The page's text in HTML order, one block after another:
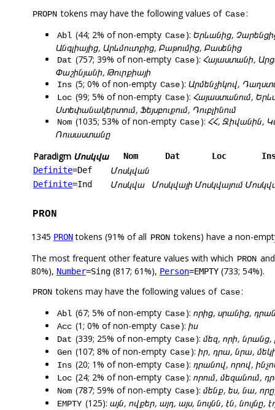
PROPN tokens may have the following values of Case:
Abl (44; 2% of non-empty Case): Երևանից,
Անգլիայից, Արևմուտքից, Բաթումից, Բասենից
Dat (757; 39% of non-empty Case): Հայաստանի,
Փաշինյանի, Թուրքիայի
Ins (5; 0% of non-empty Case): Արմենչիկով,
Loc (99; 5% of non-empty Case): Հայաստանում,
Ստեփանակերտում, Ֆեյսբուքում, Դուբլինում
Nom (1035; 53% of non-empty Case): ՀՀ, Ջիվանին,
Ռուսաստանը
Paradigm Մոսկվա Nom Dat Loc
Definite=Def Մոսկվան
Definite=Ind Մոսկվա Մոսկվայի Մոսկվայում
PRON
1345 PRONtokens (91% of all PRON tokens) have a non-
The most frequent other feature values with which PRON
80%), Number=Sing (817; 61%), Person=EMPTY (733; 54%).
PRON tokens may have the following values of Case:
Abl (67; 5% of non-empty Case): որից, սրանից,
Acc (1; 0% of non-empty Case): իս
Dat (339; 25% of non-empty Case): մեզ, որի,
Gen (107; 8% of non-empty Case): իր, դրա, նրա,
Ins (20; 1% of non-empty Case): դրանով, որով,
Loc (24; 2% of non-empty Case): որում, մեզանում,
Nom (787; 59% of non-empty Case): մենք, ես, նա,
EMPTY (125): այն, ովքեր, այդ, այս, նույնն, էն, նույնը,